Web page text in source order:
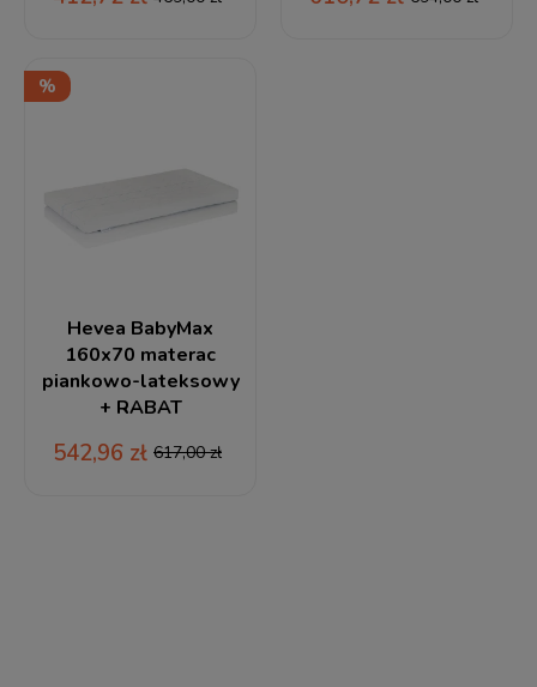
Hevea BabyMax
160x70 materac
piankowo-lateksowy
+ RABAT
542,96 zł 617,00 zł